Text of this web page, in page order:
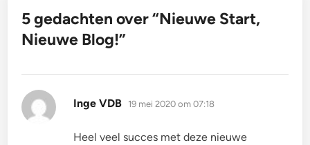
5 gedachten over “Nieuwe Start,
Nieuwe Blog!”
Inge VDB schreef:
19 mei 2020 om 07:18
Heel veel succes met deze nieuwe